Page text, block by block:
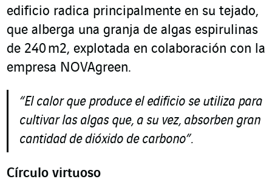
edificio radica principalmente en su tejado,
que alberga una granja de algas espirulinas
de 240 m2, explotada en colaboración con la
empresa NOVAgreen.
“El calor que produce el edificio se utiliza para
cultivar las algas que, a su vez, absorben gran
cantidad de dióxido de carbono”.
Círculo virtuoso